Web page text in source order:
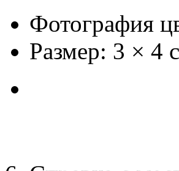
Фотография
Размер: 3 × 4